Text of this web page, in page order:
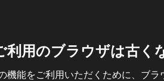
利用のブラウザは古く
能をご利用いただくために、ブラ